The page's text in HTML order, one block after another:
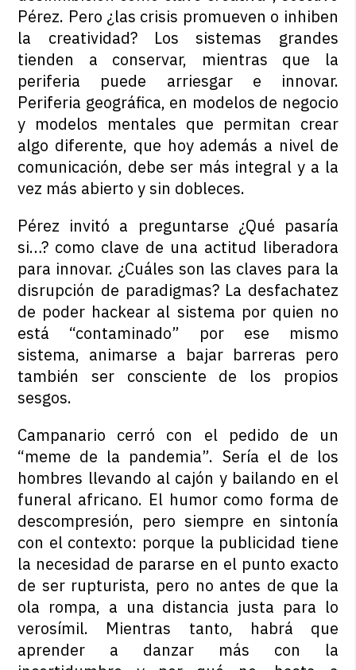
Pérez. Pero ¿las crisis promueven o inhiben
la creatividad? Los sistemas grandes
tienden a conservar, mientras que la
periferia puede arriesgar e innovar.
Periferia geográfica, en modelos de negocio
y modelos mentales que permitan crear
algo diferente, que hoy además a nivel de
comunicación, debe ser más integral y a la
vez más abierto y sin dobleces.
Pérez invitó a preguntarse ¿Qué pasaría
si…? como clave de una actitud liberadora
para innovar. ¿Cuáles son las claves para la
disrupción de paradigmas? La desfachatez
de poder hackear al sistema por quien no
está “contaminado” por ese mismo
sistema, animarse a bajar barreras pero
también ser consciente de los propios
sesgos.
Campanario cerró con el pedido de un
“meme de la pandemia”. Sería el de los
hombres llevando al cajón y bailando en el
funeral africano. El humor como forma de
descompresión, pero siempre en sintonía
con el contexto: porque la publicidad tiene
la necesidad de pararse en el punto exacto
de ser rupturista, pero no antes de que la
ola rompa, a una distancia justa para lo
verosímil. Mientras tanto, habrá que
aprender a danzar más con la